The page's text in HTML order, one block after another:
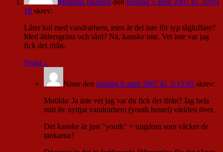
Matildas fikarum den torsdag 5 april 2007 kl. 10:03
10 skrev:
Låter kul med vandrarhem, men är det inte för typ tågluffare?
Med åldersgräns och sånt? Nä, kanske inte. Vet inte var jag
fick det ifrån.
Svara ↓
Nisse den söndag 8 april 2007 kl. 5:15 05 skrev:
Matilda: Ja inte vet jag var du fick det ifrån? Jag hela
mitt liv nyttjat vandrarhem (youth hostel) världen över.
Det kanske är just "youth" = ungdom som väcker de
tankarna?